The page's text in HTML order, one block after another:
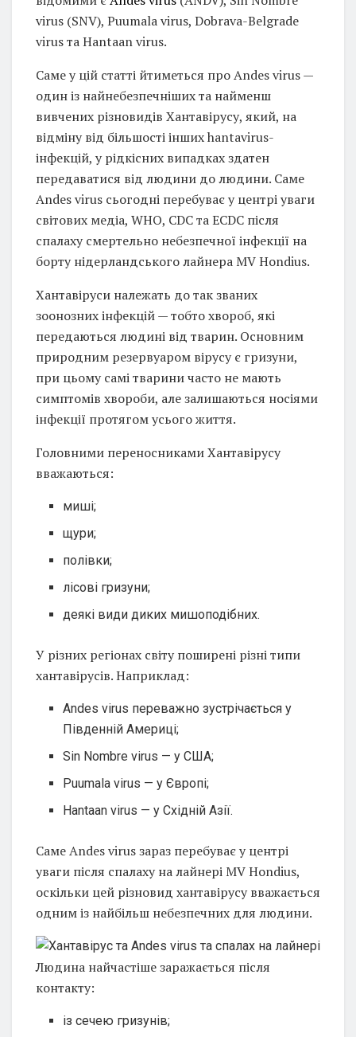
virus (SNV), Puumala virus, Dobrava-Belgrade
virus та Hantaan virus.
Саме у цій статті йтиметься про Andes virus —
один із найнебезпечніших та найменш
вивчених різновидів Хантавірусу, який, на
відміну від більшості інших hantavirus-
інфекцій, у рідкісних випадках здатен
передаватися від людини до людини. Саме
Andes virus сьогодні перебуває у центрі уваги
світових медіа, WHO, CDC та ECDC після
спалаху смертельно небезпечної інфекції на
борту нідерландського лайнера MV Hondius.
Хантавіруси належать до так званих
зоонозних інфекцій — тобто хвороб, які
передаються людині від тварин. Основним
природним резервуаром вірусу є гризуни,
при цьому самі тварини часто не мають
симптомів хвороби, але залишаються носіями
інфекції протягом усього життя.
Головними переносниками Хантавірусу
вважаються:
миші;
щури;
полівки;
лісові гризуни;
деякі види диких мишоподібних.
У різних регіонах світу поширені різні типи
хантавірусів. Наприклад:
Andes virus переважно зустрічається у
Південній Америці;
Sin Nombre virus — у США;
Puumala virus — у Європі;
Hantaan virus — у Східній Азії.
Саме Andes virus зараз перебуває у центрі
уваги після спалаху на лайнері MV Hondius,
оскільки цей різновид хантавірусу вважається
одним із найбільш небезпечних для людини.
Людина найчастіше заражається після
контакту:
із сечею гризунів;